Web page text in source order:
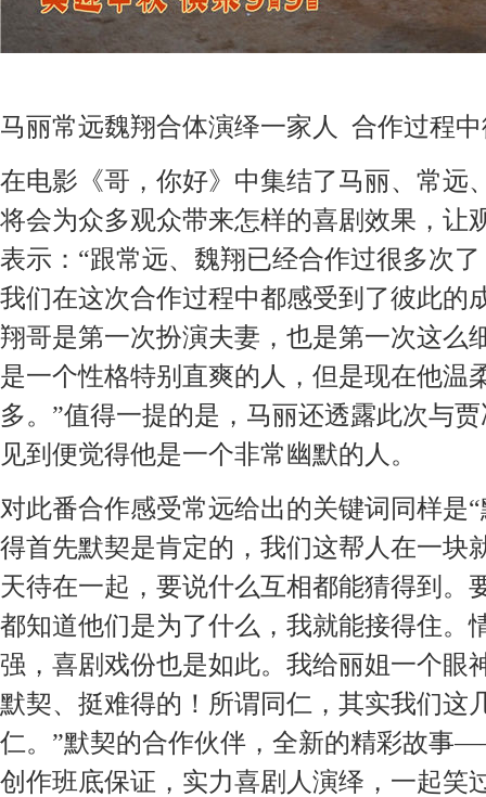
马丽常远魏翔合体演绎一家人
合作过程
在电影《哥，你好》中集结了马丽、常远
将会为众多观众带来怎样的喜剧效果 ， 让
表示： “跟常远、魏翔已经合作过很多次
我们在这次合作过程中都感受到了彼此的
翔哥是第一次扮演夫妻，也是第一次这么
是一个性格特别直爽的人，但是现在他温
多。”值得一提的是，马丽还透露此次与
见到便觉得他是一个非常幽默的人。
对此番合作感受常远给出的关键词同样是
得首先默契是肯定的，我们这帮人在一块
天待在一起，要说什么互相都能猜得到。
都知道他们是为了什么，我就能接得住。
强，喜剧戏份也是如此。我给丽姐一个眼
默契、挺难得的！所谓同仁，其实我们这
仁。”默契的合作伙伴，全新的精彩故事
创作班底保证，实力喜剧人演绎，一起笑